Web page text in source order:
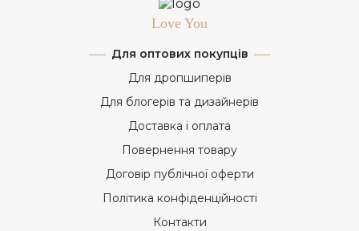
Love You
Для оптових покупців
Для дропшиперів
Для блогерів та дизайнерів
Доставка і оплата
Повернення товару
Договір публічної оферти
Політика конфіденційності
Контакти